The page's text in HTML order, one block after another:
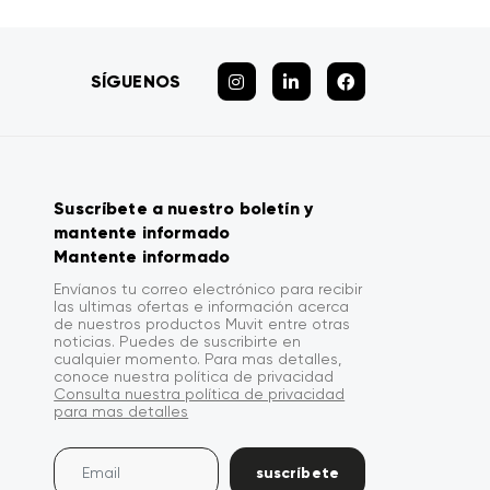
SÍGUENOS
Suscríbete a nuestro boletín y
mantente informado
Mantente informado
Envíanos tu correo electrónico para recibir
las ultimas ofertas e información acerca
de nuestros productos Muvit entre otras
noticias. Puedes de suscribirte en
cualquier momento. Para mas detalles,
conoce nuestra política de privacidad
Consulta nuestra política de privacidad
para mas detalles
suscríbete